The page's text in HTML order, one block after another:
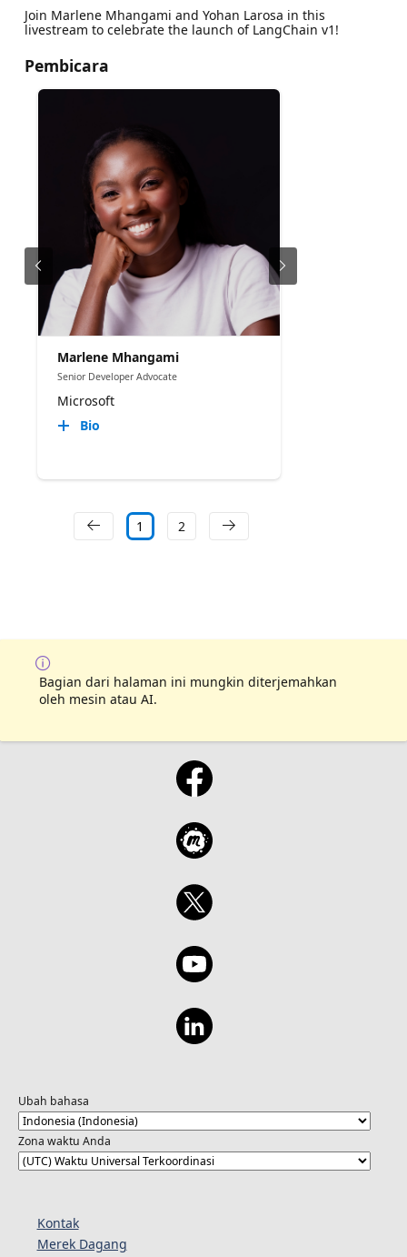
Join Marlene Mhangami and Yohan Larosa in this
livestream to celebrate the launch of LangChain v1!
Pembicara
Marlene Mhangami
Senior Developer Advocate
Microsoft
Bio
1 2
Bagian dari halaman ini mungkin diterjemahkan
oleh mesin atau AI.
Ubah bahasa
Zona waktu Anda
Kontak
Merek Dagang